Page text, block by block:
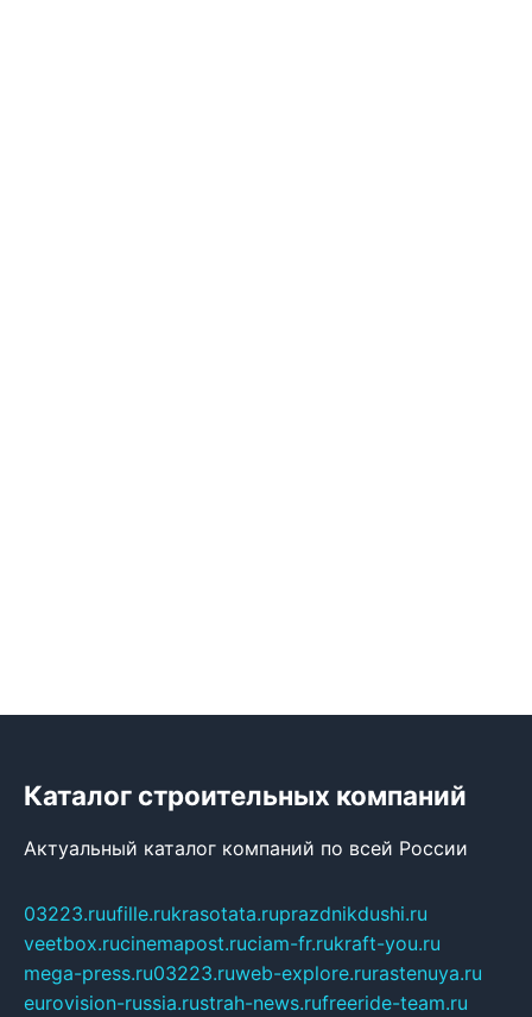
Каталог строительных компаний
Актуальный каталог компаний по всей России
03223.ruufille.rukrasotata.ruprazdnikdushi.ru
veetbox.rucinemapost.ruciam-fr.rukraft-you.ru
mega-press.ru03223.ruweb-explore.rurastenuya.ru
eurovision-russia.rustrah-news.rufreeride-team.ru